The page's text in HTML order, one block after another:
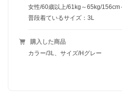
女性/60歳以上/61kg～65kg/156cm
普段着ているサイズ：3L
購入した商品
カラー/3L、サイズ/Hグレー